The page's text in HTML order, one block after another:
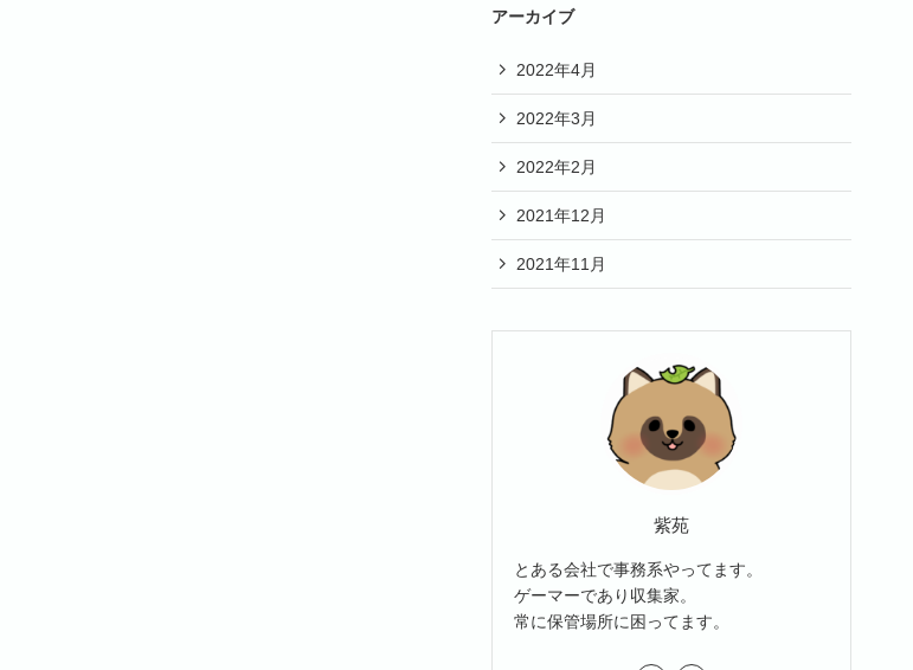
アーカイブ
2022年4月
2022年3月
2022年2月
2021年12月
2021年11月
紫苑
とある会社で事務系やってます。
ゲーマーであり収集家。
常に保管場所に困ってます。